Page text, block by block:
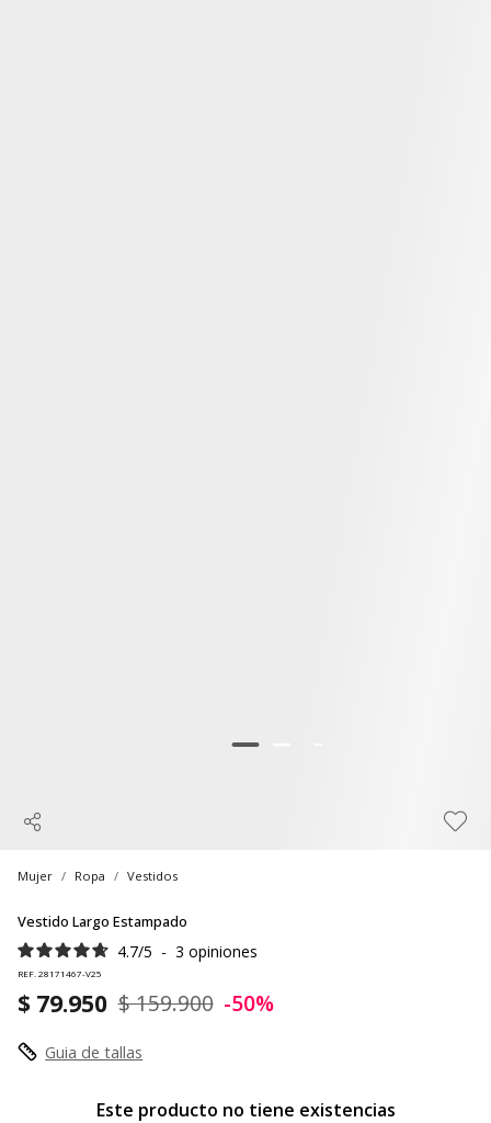
Mujer Ropa Vestidos
Vestido Largo Estampado
4.7/5 - 3 opiniones
REF. 28171467-V25
$ 79.950 $ 159.900 -50%
Guia de tallas
Este producto no tiene existencias